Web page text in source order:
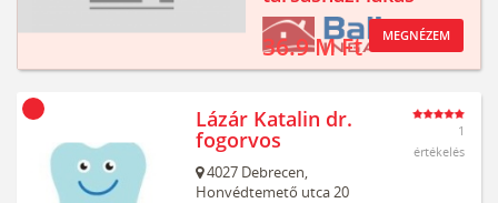
36.9 M Ft MEGNÉZEM
Lázár Katalin dr.
fogorvos
4027 Debrecen,
Honvédtemető utca 20
1
értékelés